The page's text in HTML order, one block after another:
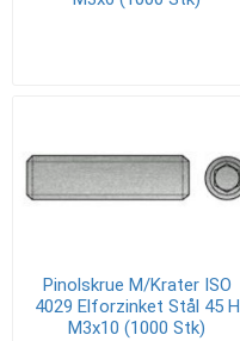
Pinolskrue M/Krater ISO
4029 Elforzinket Stål 45 H
M3x10 (1000 Stk)